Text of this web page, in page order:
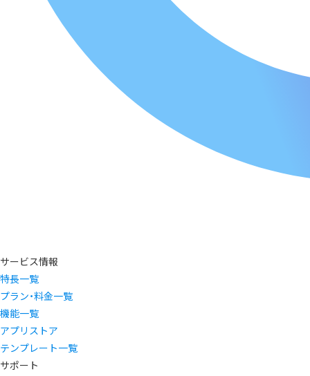
サービス情報
特長一覧
プラン・料金一覧
機能一覧
アプリストア
テンプレート一覧
サポート